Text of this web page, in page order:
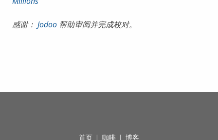
感谢： Jodoo 帮助审阅并完成校对。
首页 咖啡 博客